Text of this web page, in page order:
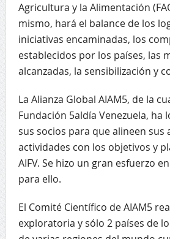
Agricultura y la Alimentación
mismo, hará el balance de los
iniciativas encaminadas, los
establecidos por los países, las
alcanzadas, la sensibilización y
La Alianza Global AIAM5, de la
Fundación 5aldía Venezuela, ha
sus socios para que alineen sus
actividades con los objetivos y
AIFV. Se hizo un gran esfuerzo
para ello.
El Comité Científico de AIAM5
exploratoria y sólo 2 países de